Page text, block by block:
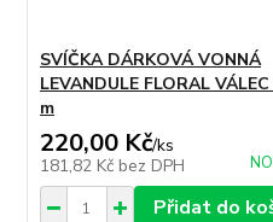
SVÍČKA DÁRKOVÁ VONNÁ
LEVANDULE FLORAL
m
220,00 Kč/ks
181,82 Kč bez DPH
Přidat do